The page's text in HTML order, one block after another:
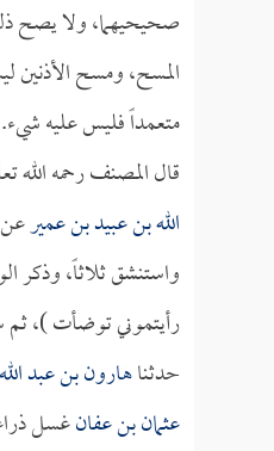
صحيحيهما، ولا يصح
المسح، ومسح الأذنين
متعمداً فليس عليه شيء.
قال المصنف رحمه الله
الله بن عبيد بن عمير
واستنشق ثلاثاً، وذكر
رأيتموني توضأت )،
حدثناهارون بن عبد الله
عثمان بن عفانغسل